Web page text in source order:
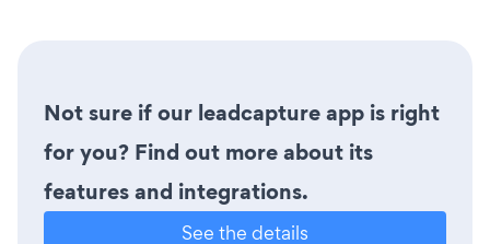
Not sure if our leadcapture app is right
for you? Find out more about its
features and integrations.
See the details